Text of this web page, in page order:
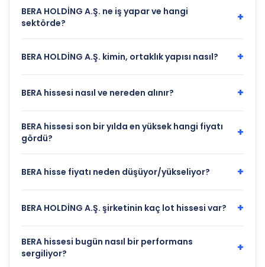
BERA HOLDİNG A.Ş. ne iş yapar ve hangi
sektörde?
+
BERA HOLDİNG A.Ş. kimin, ortaklık yapısı nasıl? +
BERA hissesi nasıl ve nereden alınır? +
BERA hissesi son bir yılda en yüksek hangi fiyatı
gördü?
+
BERA hisse fiyatı neden düşüyor/yükseliyor? +
BERA HOLDİNG A.Ş. şirketinin kaç lot hissesi var? +
BERA hissesi bugün nasıl bir performans
sergiliyor?
+